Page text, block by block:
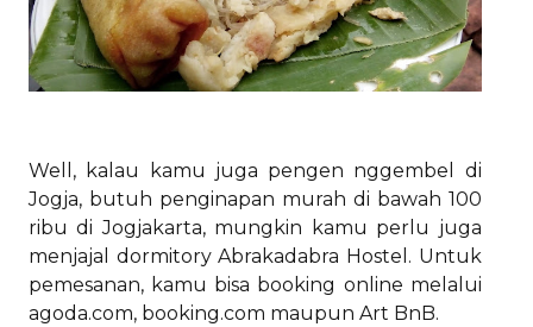
Well, kalau kamu juga pengen nggembel di
Jogja, butuh penginapan murah di bawah 100
ribu di Jogjakarta, mungkin kamu perlu juga
menjajal dormitory Abrakadabra Hostel. Untuk
pemesanan, kamu bisa booking online melalui
agoda.com, booking.com maupun Art BnB.